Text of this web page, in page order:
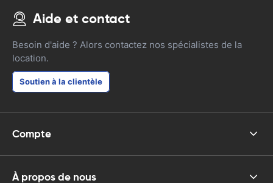
Aide et contact
Besoin d'aide ? Alors contactez nos spécialistes de la
location.
Soutien à la clientèle
Compte
À propos de nous